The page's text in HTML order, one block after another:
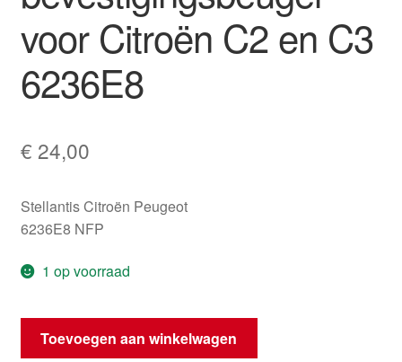
voor Citroën C2 en C3
6236E8
€ 24,00
Stellantis Citroën Peugeot
6236E8 NFP
1 op voorraad
Claxon-
toeter
Toevoegen aan winkelwagen